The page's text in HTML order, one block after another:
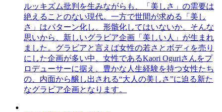
ルッキズム批判を生みながらも、「美しさ」の需要は
絶えることのない現代。一方で世間が求める「美し
さ」はパターン化し、形骸化してはいないか、そんな
思いから、新しいグラビア企画「美しい人」が生まれ
ました。グラビアと言えば女性の若さとボディを売り
にした企画が多い中、女性であるKaori Oguriさんをプ
ロデューサーに据え、豊かな人生経験を持つ女性たち
の、内面から醸し出される“大人の美しさ”に迫る新た
なグラビア企画となります。